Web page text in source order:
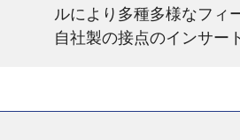
ルにより多種多様なフィ
自社製の接点のインサー